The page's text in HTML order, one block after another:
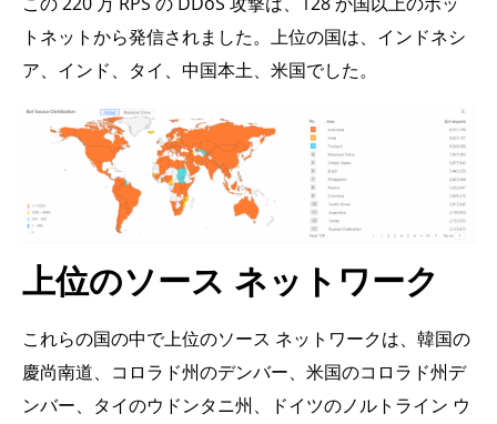
トネットから発信されました。上位の国は、インドネシ
ア、インド、タイ、中国本土、米国でした。
上位のソース ネットワーク
これらの国の中で上位のソース ネットワークは、韓国の
慶尚南道、コロラド州のデンバー、米国のコロラド州デ
ンバー、タイのウドンタニ州、ドイツのノルトライン ウ